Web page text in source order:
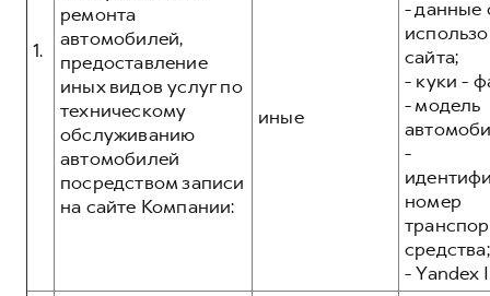
1.
ремонта
автомобилей,
предоставление
иных видов услуг по
техническому
обслуживанию
автомобилей
посредством записи
на сайте Компании:
иные
- данные
сайта;
- куки -
- модель
-
номер
средства;
- Yandex